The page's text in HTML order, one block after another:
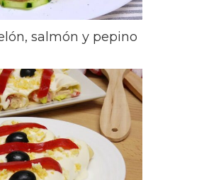
salmón y pepino